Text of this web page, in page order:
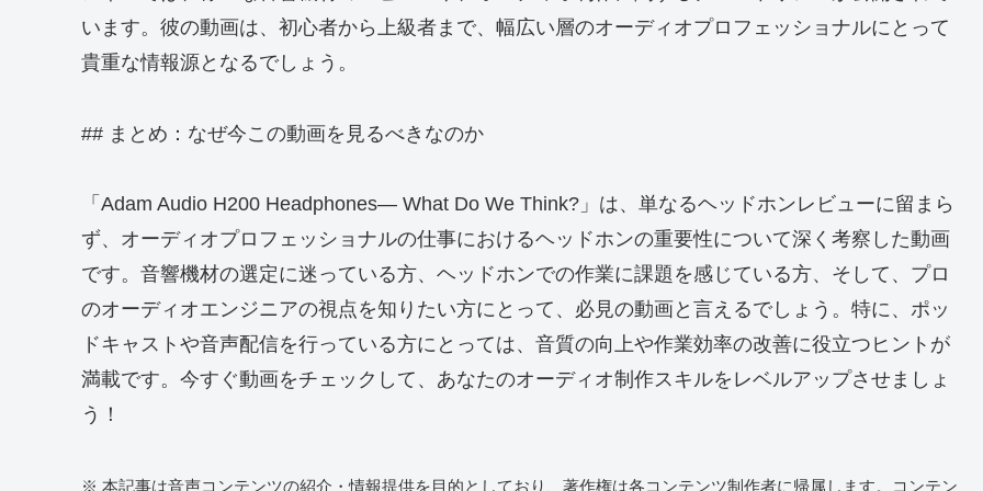
います。彼の動画は、初心者から上級者まで、幅広い層のオーディオプロフェッショナルにとって
貴重な情報源となるでしょう。
## まとめ：なぜ今この動画を見るべきなのか
「Adam Audio H200 Headphones— What Do We Think?」は、単なるヘッドホンレビューに留まら
ず、オーディオプロフェッショナルの仕事におけるヘッドホンの重要性について深く考察した動画
です。音響機材の選定に迷っている方、ヘッドホンでの作業に課題を感じている方、そして、プロ
のオーディオエンジニアの視点を知りたい方にとって、必見の動画と言えるでしょう。特に、ポッ
ドキャストや音声配信を行っている方にとっては、音質の向上や作業効率の改善に役立つヒントが
満載です。今すぐ動画をチェックして、あなたのオーディオ制作スキルをレベルアップさせましょ
う！
※ 本記事は音声コンテンツの紹介・情報提供を目的としており、著作権は各コンテンツ制作者に帰属します。コンテン